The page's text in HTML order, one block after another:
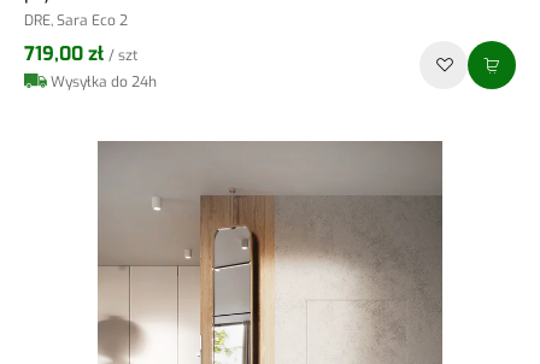
DRE, Sara Eco 2
719,00 zł / szt
Wysyłka do 24h